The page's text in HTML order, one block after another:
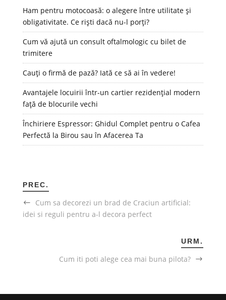
Ham pentru motocoasă: o alegere între utilitate și
obligativitate. Ce riști dacă nu-l porți?
Cum vă ajută un consult oftalmologic cu bilet de
trimitere
Cauți o firmă de pază? Iată ce să ai în vedere!
Avantajele locuirii într-un cartier rezidențial modern
față de blocurile vechi
Închiriere Espressor: Ghidul Complet pentru o Cafea
Perfectă la Birou sau în Afacerea Ta
PREC.
Cum sa decorezi un brad de Craciun artificial:
idei si reguli pentru a-l decora perfect
URM.
Cum iti poti alege cea mai buna pilota?